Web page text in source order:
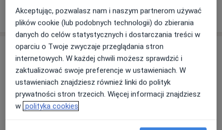
W jaki sposób ustalane są ceny?
Adresy (6)
Online Adres 1 Adres 2 Adres 3
Konsultacja online
Akceptując, pozwalasz nam i naszym partnerom używać
plików cookie (lub podobnych technologii) do zbierania
danych do celów statystycznych i dostarczania treści w
oparciu o Twoje zwyczaje przeglądania stron
internetowych. W każdej chwili możesz sprawdzić i
zaktualizować swoje preferencje w ustawieniach. W
ustawieniach znajdziesz również linki do polityk
prywatności stron trzecich. Więcej informacji znajdziesz
w polityka cookies